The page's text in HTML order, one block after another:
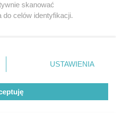
skanować
celów identyfikacji.
ustawień prywatności
rogu strony
nie wymagają zgody
sprzeciwić się takiemu
miały zastosowanie tylko
USTAWIENIA